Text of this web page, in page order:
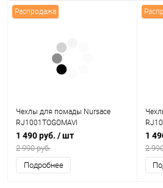
Распродажа
Чехлы для помады Nursace
RJ1001TOGOMAVI
1 490 руб. / шт
2 990 руб.
Подробнее
1
2